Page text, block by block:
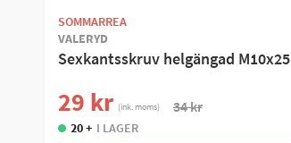
SOMMARREA
VALERYD
Sexkantsskruv helgängad M10x25
29 kr (ink. moms) 34 kr
20 + I LAGER